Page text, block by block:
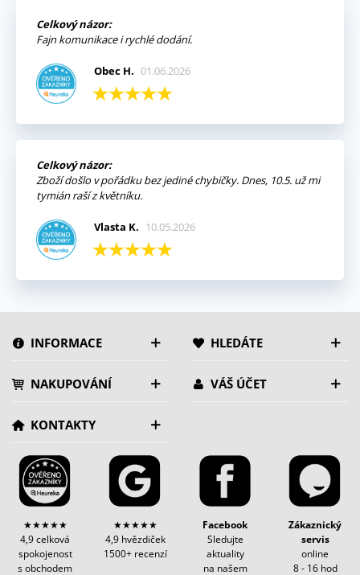
Celkový názor:
Fajn komunikace i rychlé dodání.
Obec H. 01.06.2026
Celkový názor:
Zboží došlo v pořádku bez jediné chybičky. Dnes, 10.5. už mi
tymián raší z květníku.
Vlasta K. 10.05.2026
INFORMACE HLEDÁTE
NAKUPOVÁNÍ VÁŠ ÚČET
KONTAKTY
★★★★★
4,9 celková
spokojenost
s obchodem
★★★★★
4,9 hvězdiček
1500+ recenzí
Facebook
Sledujte
aktuality
na našem
Zákaznický
servis
online
8 - 16 hod